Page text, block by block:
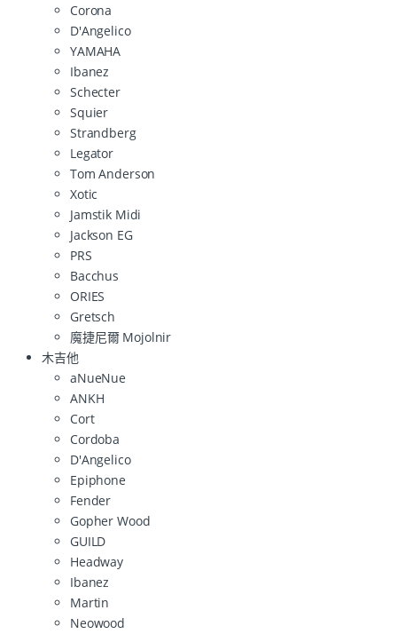
Corona
D'Angelico
YAMAHA
Ibanez
Schecter
Squier
Strandberg
Legator
Tom Anderson
Xotic
Jamstik Midi
Jackson EG
PRS
Bacchus
ORIES
Gretsch
魔捷尼爾 Mojolnir
木吉他
aNueNue
ANKH
Cort
Cordoba
D'Angelico
Epiphone
Fender
Gopher Wood
GUILD
Headway
Ibanez
Martin
Neowood